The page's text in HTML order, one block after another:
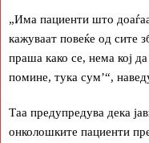
„Има пациенти што
кажуваат повеќе од сите
праша како се, нема кој
помине, тука сум’“,
Таа предупредува дека
онколошките пациенти